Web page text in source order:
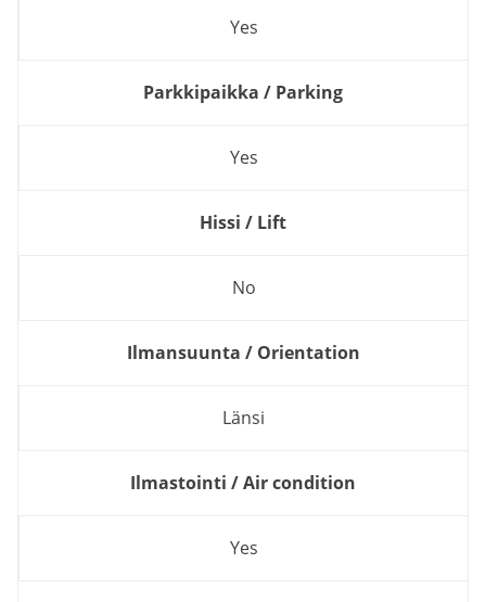
Yes
Parkkipaikka / Parking
Yes
Hissi / Lift
No
Ilmansuunta / Orientation
Länsi
Ilmastointi / Air condition
Yes